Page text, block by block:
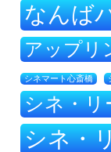
なんば
アップリ
シネマート心斎橋
シネ・リ
シネ・